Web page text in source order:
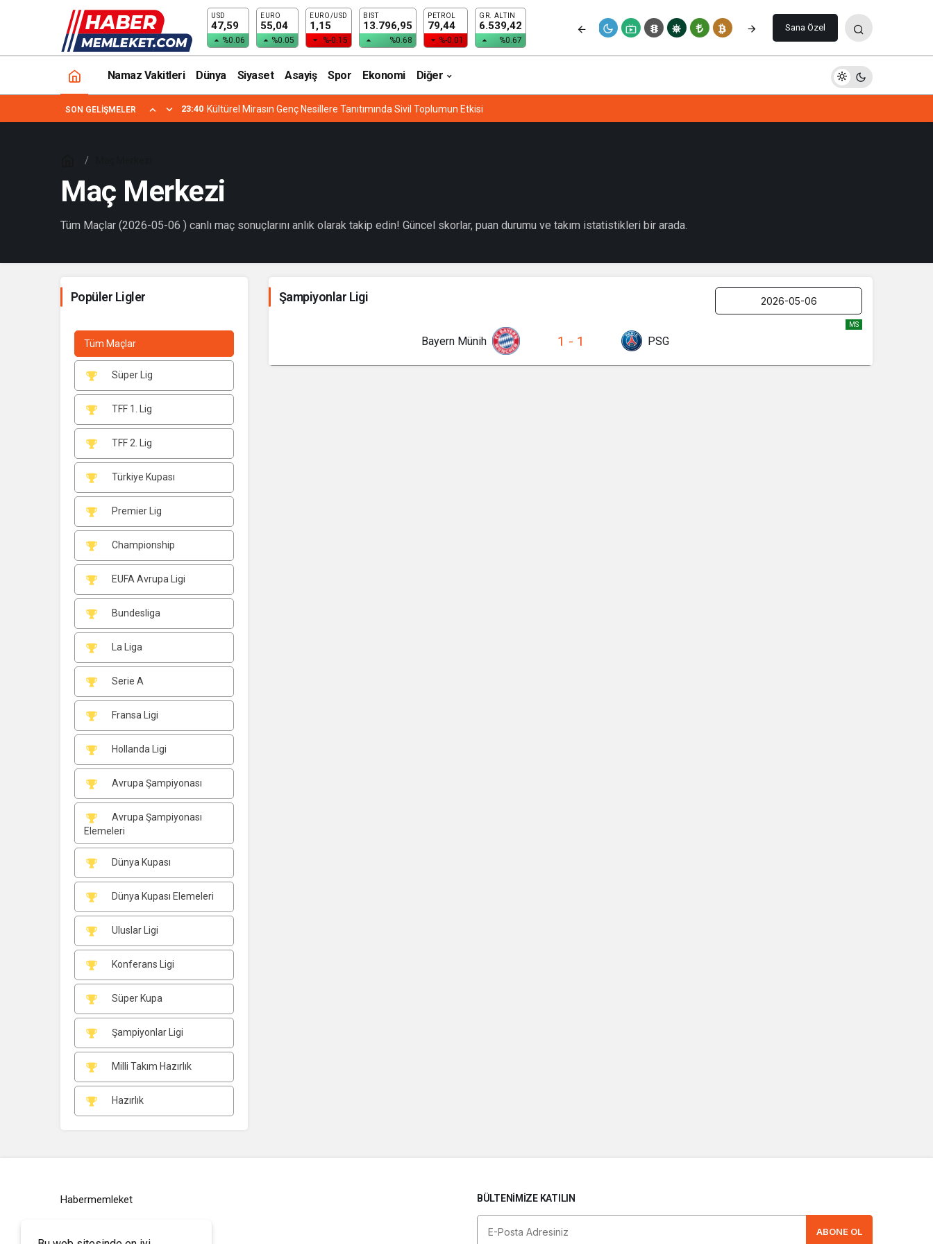
USD
47,59
%0.06
EURO
55,04
%0.05
EURO/USD
1,15
%-0.15
BIST
13.796,95
%0.68
PETROL
79,44
%-0.01
GR. ALTIN
6.539,42
%0.67
Sana Özel
Namaz Vakitleri Dünya Siyaset Asayiş Spor Ekonomi Diğer
SON GELIŞMELER 23:40 Kültürel Mirasın Genç Nesillere Tanıtımında Sivil Toplumun Etkisi
Maç Merkezi
Tüm Maçlar (2026-05-06 ) canlı maç sonuçlarını anlık olarak takip edin! Güncel skorlar, puan durumu ve takım istatistikleri bir arada.
Popüler Ligler
Tüm Maçlar
Süper Lig
TFF 1. Lig
TFF 2. Lig
Türkiye Kupası
Premier Lig
Championship
EUFA Avrupa Ligi
Bundesliga
La Liga
Serie A
Fransa Ligi
Hollanda Ligi
Avrupa Şampiyonası
Avrupa Şampiyonası
Elemeleri
Dünya Kupası
Dünya Kupası Elemeleri
Uluslar Ligi
Konferans Ligi
Süper Kupa
Şampiyonlar Ligi
Milli Takım Hazırlık
Hazırlık
Şampiyonlar Ligi
Bayern Münih 1 - 1 PSG
MS
Habermemleket BÜLTENIMIZE KATILIN
ABONE OL